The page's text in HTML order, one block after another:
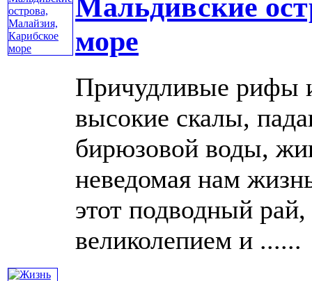
Мальдивские
море
Причудливые рифы
высокие скалы,
бирюзовой воды,
неведомая нам
этот подводный
великолепием и ......